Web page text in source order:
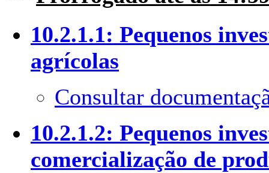
10.2.1.1: Pequenos
agrícolas
Consultar
10.2.1.2: Pequenos
comercialização de